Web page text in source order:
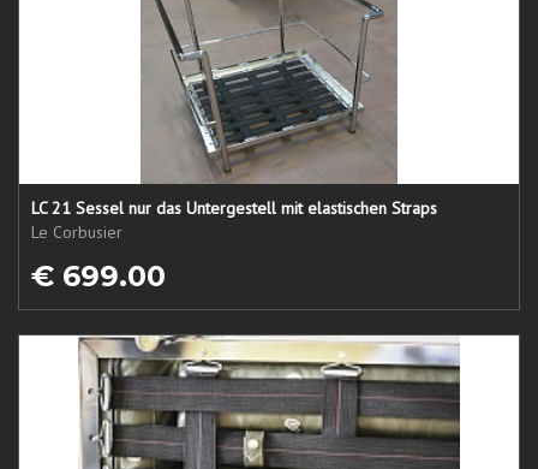
LC 21 Sessel nur das Untergestell mit elastischen Straps
Le Corbusier
€ 699.00